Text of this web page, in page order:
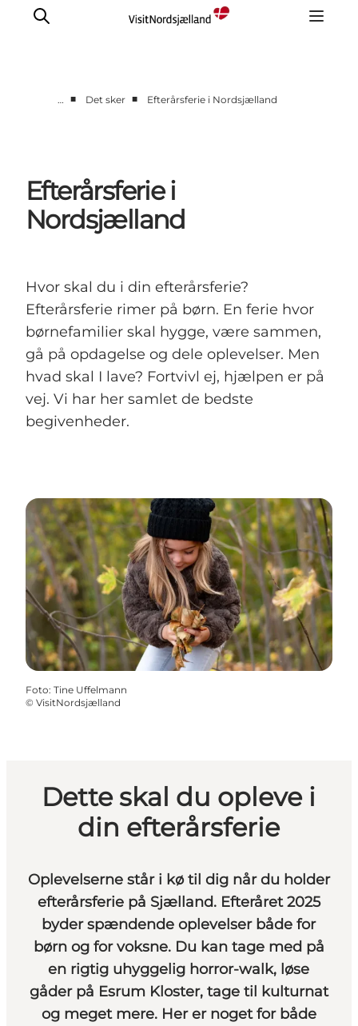
Det Sker
Overnatning
Byer
… ■ Det sker ■ Efterårsferie i Nordsjælland
Efterårsferie i
Nordsjælland
Hvor skal du i din efterårsferie?
Efterårsferie rimer på børn. En ferie hvor
børnefamilier skal hygge, være sammen,
gå på opdagelse og dele oplevelser. Men
hvad skal I lave? Fortvivl ej, hjælpen er på
vej. Vi har her samlet de bedste
begivenheder.
Foto: Tine Uffelmann
© VisitNordsjælland
Dette skal du opleve i
din efterårsferie
Oplevelserne står i kø til dig når du holder
efterårsferie på Sjælland. Efteråret 2025
byder spændende oplevelser både for
børn og for voksne. Du kan tage med på
en rigtig uhyggelig horror-walk, løse
gåder på Esrum Kloster, tage til kulturnat
og meget mere. Her er noget for både